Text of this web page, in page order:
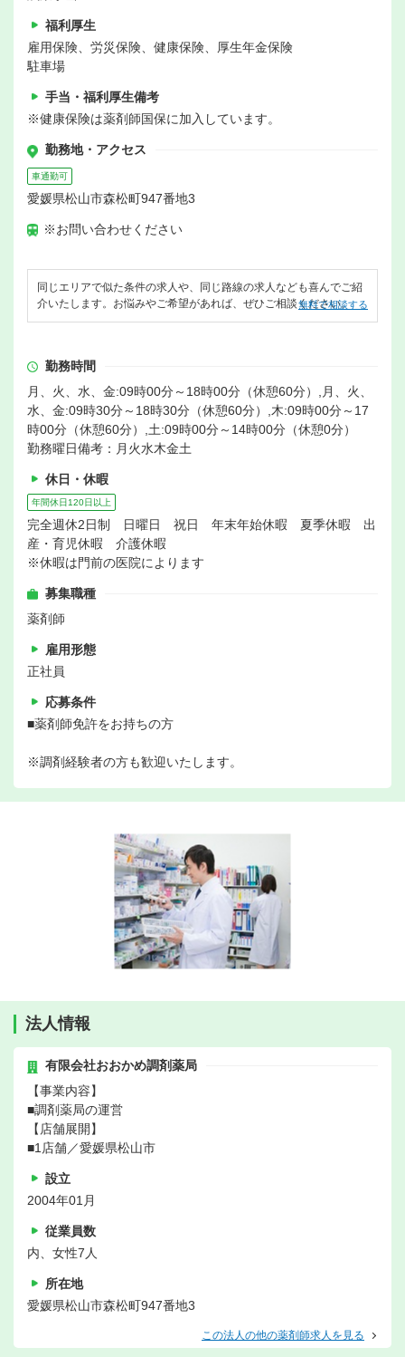
福利厚生
雇用保険、労災保険、健康保険、厚生年金保険
駐車場
手当・福利厚生備考
※健康保険は薬剤師国保に加入しています。
勤務地・アクセス
車通勤可
愛媛県松山市森松町947番地3
※お問い合わせください
同じエリアで似た条件の求人や、同じ路線の求人なども喜んでご紹
介いたします。お悩みやご希望があれば、ぜひご相談ください。
無料で相談する
勤務時間
月、火、水、金:09時00分～18時00分（休憩60分）,月、火、
水、金:09時30分～18時30分（休憩60分）,木:09時00分～17
時00分（休憩60分）,土:09時00分～14時00分（休憩0分）
勤務曜日備考：月火水木金土
休日・休暇
年間休日120日以上
完全週休2日制 日曜日 祝日 年末年始休暇 夏季休暇 出
産・育児休暇 介護休暇
※休暇は門前の医院によります
募集職種
薬剤師
雇用形態
正社員
応募条件
■薬剤師免許をお持ちの方
※調剤経験者の方も歓迎いたします。
法人情報
有限会社おおかめ調剤薬局
【事業内容】
■調剤薬局の運営
【店舗展開】
■1店舗／愛媛県松山市
設立
2004年01月
従業員数
内、女性7人
所在地
愛媛県松山市森松町947番地3
この法人の他の薬剤師求人を見る